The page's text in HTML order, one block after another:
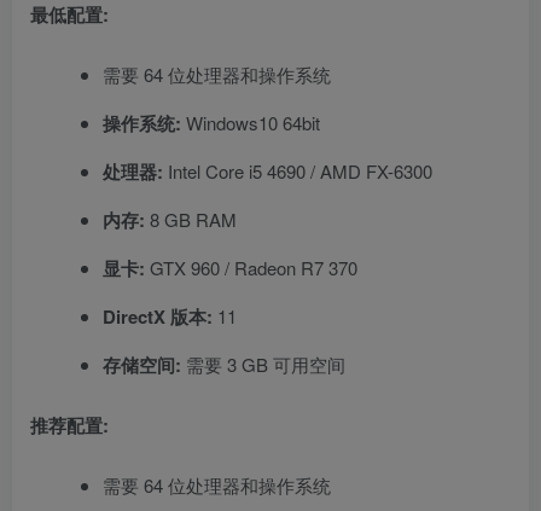
最低配置:
需要 64 位处理器和操作系统
操作系统: Windows10 64bit
处理器: Intel Core i5 4690 / AMD FX-6300
内存: 8 GB RAM
显卡: GTX 960 / Radeon R7 370
DirectX 版本: 11
存储空间: 需要 3 GB 可用空间
推荐配置:
需要 64 位处理器和操作系统